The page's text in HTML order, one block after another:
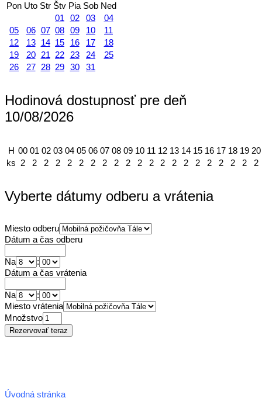
Pon Uto Str Štv Pia Sob Ned
01
02 03
04
05
06 07 08 09 10
11
12
13 14 15 16 17
18
19
20 21 22 23 24
25
26
27 28 29 30 31
Hodinová dostupnosť pre deň
10/08/2026
H 00 01 02 03 04 05 06 07 08 09 10 11 12 13 14 15 16 17 18 19 20
ks 2 2 2 2 2 2 2 2 2 2 2 2 2 2 2 2 2 2 2 2 2
Vyberte dátumy odberu a vrátenia
Miesto odberu
Dátum a čas odberu
Na
:
Dátum a čas vrátenia
Na
:
Miesto vrátenia
Množstvo
Úvodná stránka